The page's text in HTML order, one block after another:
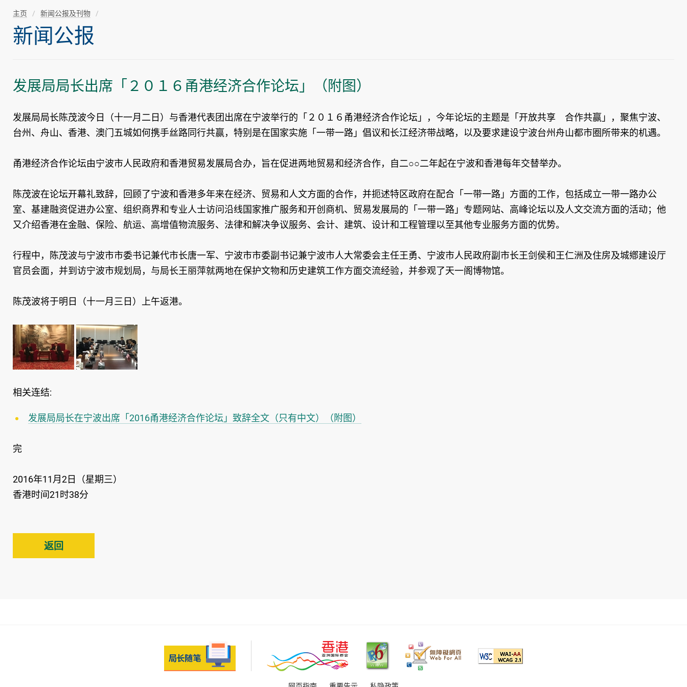
主页 新闻公报及刊物
新闻公报
发展局局长出席「２０１６甬港经济合作论坛」（附图）
发展局局长陈茂波今日（十一月二日）与香港代表团出席在宁波举行的「２０１６甬港经济合作论坛」，今年论坛的主题是「开放共享 合作共赢」，聚焦宁波、
台州、舟山、香港、澳门五城如何携手丝路同行共赢，特别是在国家实施「一带一路」倡议和长江经济带战略，以及要求建设宁波台州舟山都市圈所带来的机遇。
甬港经济合作论坛由宁波市人民政府和香港贸易发展局合办，旨在促进两地贸易和经济合作，自二○○二年起在宁波和香港每年交替举办。
陈茂波在论坛开幕礼致辞，回顾了宁波和香港多年来在经济、贸易和人文方面的合作，并扼述特区政府在配合「一带一路」方面的工作，包括成立一带一路办公
室、基建融资促进办公室、组织商界和专业人士访问沿线国家推广服务和开创商机、贸易发展局的「一带一路」专题网站、高峰论坛以及人文交流方面的活动；他
又介绍香港在金融、保险、航运、高增值物流服务、法律和解决争议服务、会计、建筑、设计和工程管理以至其他专业服务方面的优势。
行程中，陈茂波与宁波市市委书记兼代市长唐一军、宁波市市委副书记兼宁波市人大常委会主任王勇、宁波市人民政府副市长王剑侯和王仁洲及住房及城鄕建设厅
官员会面，并到访宁波市规划局，与局长王丽萍就两地在保护文物和历史建筑工作方面交流经验，并参观了天一阁博物馆。
陈茂波将于明日（十一月三日）上午返港。
相关连结:
发展局局长在宁波出席「2016甬港经济合作论坛」致辞全文（只有中文）（附图）
完
2016年11月2日（星期三）
香港时间21时38分
返回